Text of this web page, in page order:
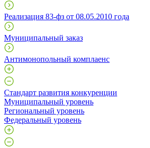
Реализация 83-фз от 08.05.2010 года
Муниципальный заказ
Антимонопольный комплаенс
Стандарт развития конкуренции
Муниципальный уровень
Региональный уровень
Федеральный уровень